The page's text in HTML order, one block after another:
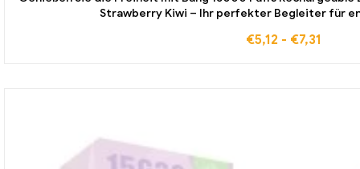
Strawberry Kiwi – Ihr perfekter Begleiter für
€5,12 - €7,31